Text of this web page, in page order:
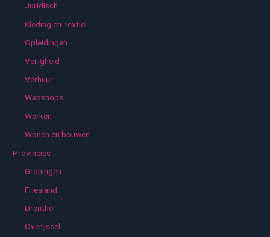
Juridisch
Kleding en Textiel
Opleidingen
Veiligheid
Verhuur
Webshops
Werken
Wonen en bouwen
Provincies
Groningen
Friesland
Drenthe
Overijssel